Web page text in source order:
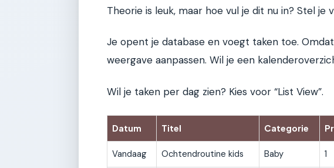
Theorie is leuk, maar hoe vul je dit nu in? Stel je
Je opent je database en voegt taken toe.
weergave aanpassen. Wil je een
Wil je taken per dag zien? Kies voor “List View”.
Datum Titel Categorie
Vandaag Ochtendroutine kids Baby 1